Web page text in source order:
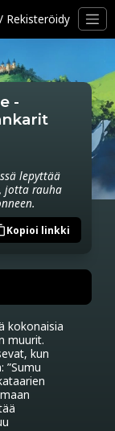
Rekisteröidy
-
lepyttää
jotta rauha
Kopioi linkki
kokonaisia
muurit.
kun
”Sumu